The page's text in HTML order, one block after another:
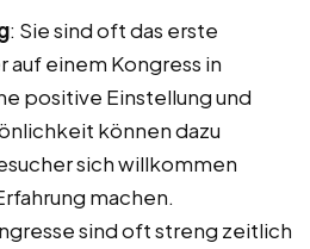
: Sie sind oft das erste
auf einem Kongress in
positive Einstellung und
können dazu
sich willkommen
machen.
sind oft streng zeitlich